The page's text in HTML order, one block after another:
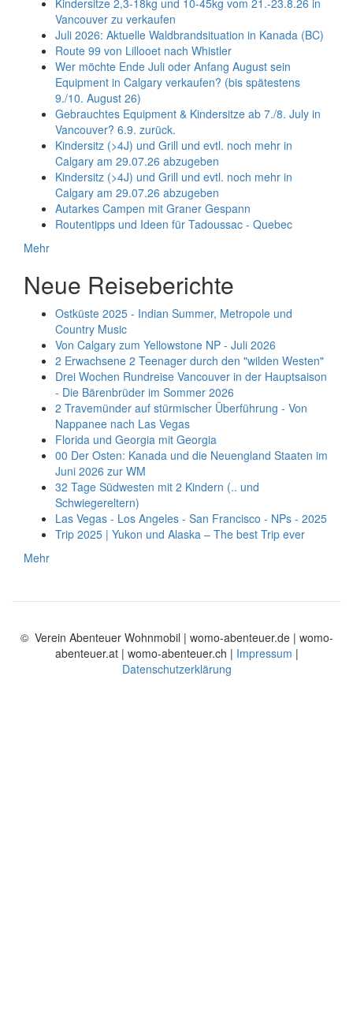
Kindersitze 2,3-18kg und 10-45kg vom 21.-23.8.26 in
Vancouver zu verkaufen
Juli 2026: Aktuelle Waldbrandsituation in Kanada (BC)
Route 99 von Lillooet nach Whistler
Wer möchte Ende Juli oder Anfang August sein
Equipment in Calgary verkaufen? (bis spätestens
9./10. August 26)
Gebrauchtes Equipment & Kindersitze ab 7./8. July in
Vancouver? 6.9. zurück.
Kindersitz (>4J) und Grill und evtl. noch mehr in
Calgary am 29.07.26 abzugeben
Kindersitz (>4J) und Grill und evtl. noch mehr in
Calgary am 29.07.26 abzugeben
Autarkes Campen mit Graner Gespann
Routentipps und Ideen für Tadoussac - Quebec
Mehr
Neue Reiseberichte
Ostküste 2025 - Indian Summer, Metropole und
Country Music
Von Calgary zum Yellowstone NP - Juli 2026
2 Erwachsene 2 Teenager durch den "wilden Westen"
Drei Wochen Rundreise Vancouver in der Hauptsaison
- Die Bärenbrüder im Sommer 2026
2 Travemünder auf stürmischer Überführung - Von
Nappanee nach Las Vegas
Florida und Georgia mit Georgia
00 Der Osten: Kanada und die Neuengland Staaten im
Juni 2026 zur WM
32 Tage Südwesten mit 2 Kindern (.. und
Schwiegereltern)
Las Vegas - Los Angeles - San Francisco - NPs - 2025
Trip 2025 | Yukon und Alaska – The best Trip ever
Mehr
© Verein Abenteuer Wohnmobil | womo-abenteuer.de | womo-
abenteuer.at | womo-abenteuer.ch | Impressum |
Datenschutzerklärung